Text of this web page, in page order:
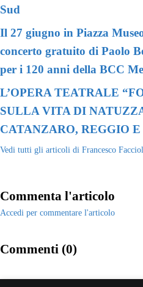
Sud
Il 27 giugno in Piazza
concerto gratuito di Paolo
per i 120 anni della BCC
L’OPERA TEATRALE
SULLA VITA DI
CATANZARO, REGGIO
Vedi tutti gli articoli di Francesco
Commenta l'articolo
Accedi per commentare l'articolo
Commenti (0)